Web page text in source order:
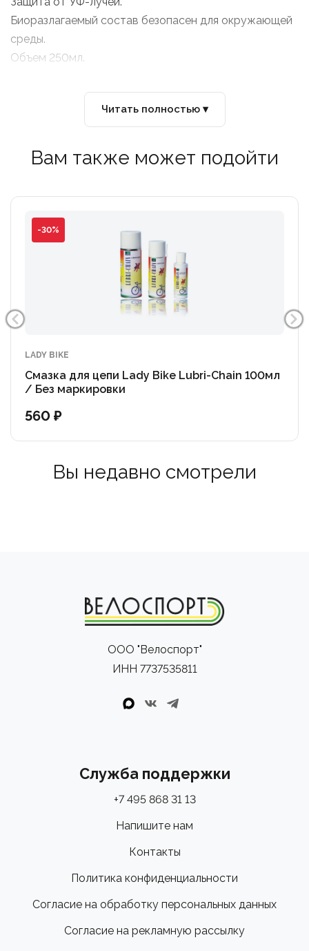
Биоразлагаемый состав безопасен для окружающей
среды.
Объем 250мл.
Читать полностью ▾
Вам также может подойти
-30%
LADY BIKE
Смазка для цепи Lady Bike Lubri-Chain 100мл
/ Без маркировки
560 ₽
Вы недавно смотрели
ООО "Велоспорт"
ИНН 7737535811
Служба поддержки
+7 495 868 31 13
Напишите нам
Контакты
Политика конфиденциальности
Согласие на обработку персональных данных
Согласие на рекламную рассылку